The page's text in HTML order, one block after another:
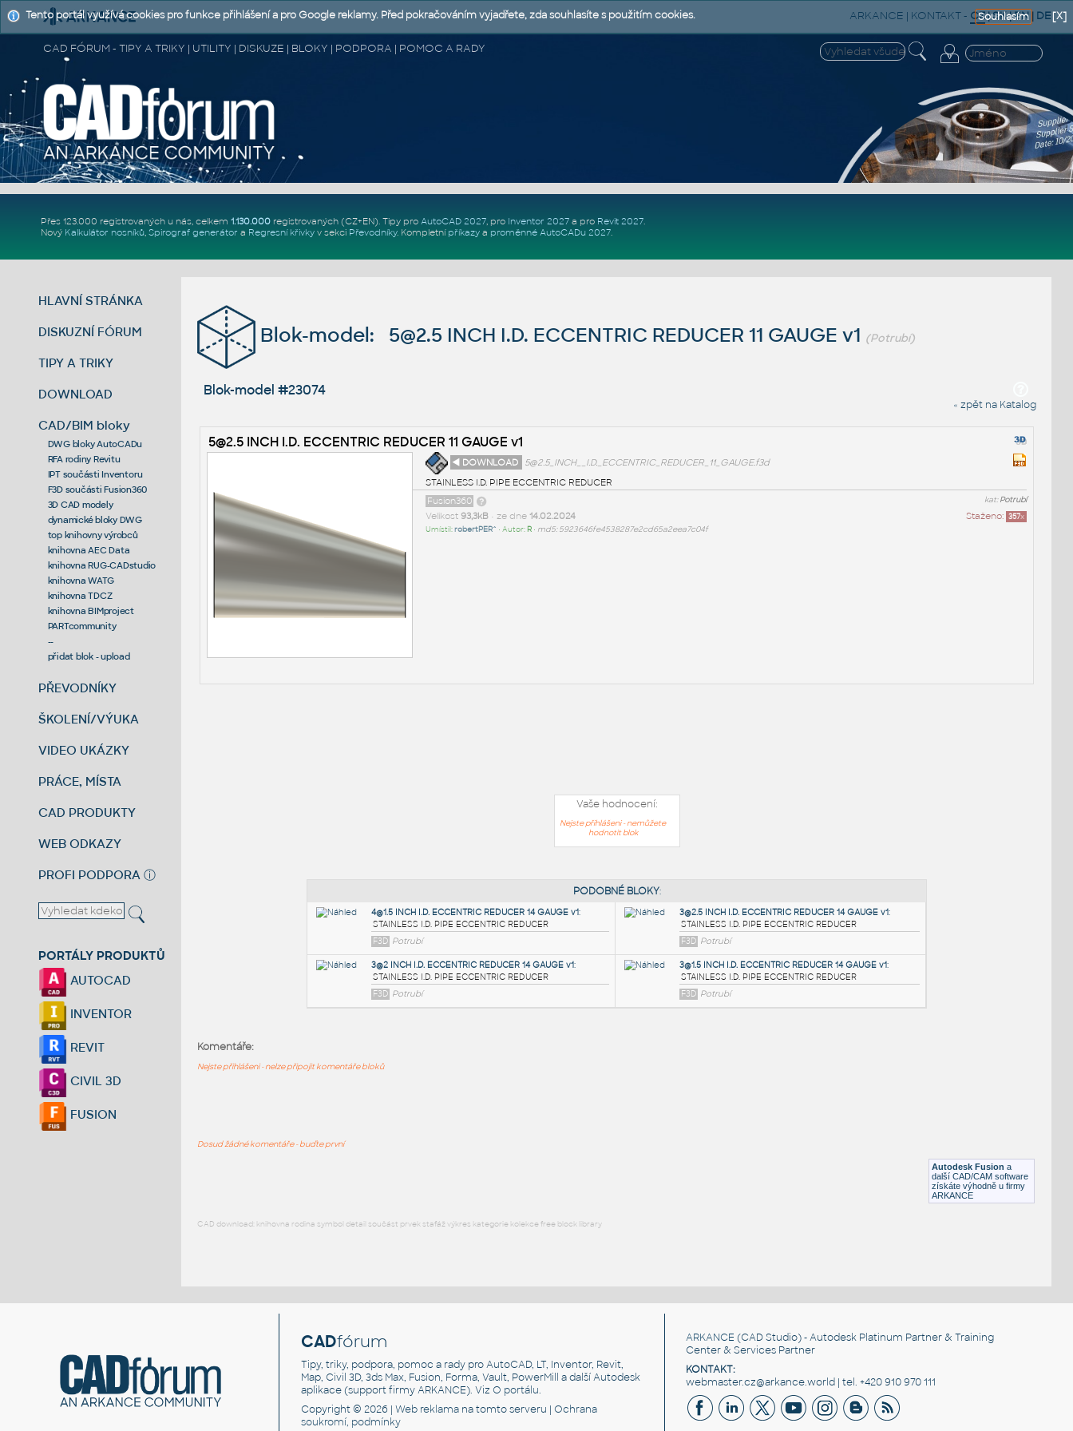
ARKANCE | KONTAKT- CZ|SK|EN| DE
CAD FÓRUM - TIPY A TRIKY | UTILITY | DISKUZE | BLOKY | PODPORA | POMOC A RADY
Přes 123.000 registrovaných u nás, celkem 1.130.000registrovaných (CZ+EN). Tipy pro AutoCAD 2027, pro Inventor 2027a pro Revit 2027.
Nový Kalkulátor nosníků, Spirograf generátor a Regresní křivkyv sekci Převodníky. Kompletní příkazya proměnné AutoCADu 2027.
HLAVNÍ STRÁNKA
DISKUZNÍ FÓRUM
TIPY A TRIKY
DOWNLOAD
CAD/BIM bloky
DWG bloky AutoCADu
RFA rodiny Revitu
IPT součásti Inventoru
F3D součásti Fusion360
3D CAD modely
dynamické bloky DWG
top knihovny výrobců
knihovna AEC Data
knihovna RUG-CADstudio
knihovna WATG
knihovna TDCZ
knihovna BIMproject
PARTcommunity
--
přidat blok - upload
PŘEVODNÍKY
ŠKOLENÍ/VÝUKA
VIDEO UKÁZKY
PRÁCE, MÍSTA
CAD PRODUKTY
WEB ODKAZY
PROFI PODPORA ⓘ
PORTÁLY PRODUKTŮ
AUTOCAD
INVENTOR
REVIT
CIVIL 3D
FUSION
Blok-model: 5@2.5 INCH I.D. ECCENTRIC REDUCER 11 GAUGE v1 (Potrubí)
Blok-model #23074
« zpět na Katalog
5@2.5 INCH I.D. ECCENTRIC REDUCER 11 GAUGE v1
◄ DOWNLOAD
5@2.5_INCH__I.D._ECCENTRIC_REDUCER_11_GAUGE.f3d
STAINLESS I.D. PIPE ECCENTRIC REDUCER
kat:Potrubí
Fusion360
Staženo: 357x
Velikost 93,3kB• ze dne 14.02.2024
Umístil:robertPER^ • Autor: R• md5: 5923646fe4538287e2cd65a2eea7c04f
Vaše hodnocení:
Nejste přihlášeni - nemůžete
hodnotit blok
Autodesk Fusion a
další CAD/CAM software
získáte výhodně u firmy
ARKANCE
Komentáře:
Nejste přihlášeni - nelze připojit komentáře bloků
Dosud žádné komentáře - buďte první
CAD download: knihovna rodina symbol detail součást prvek stafáž výkres kategorie kolekce free block library
CADfórum
Tipy, triky, podpora, pomoc a rady pro AutoCAD, LT, Inventor, Revit,
Map, Civil 3D, 3ds Max, Fusion, Forma, Vault, PowerMill a další Autodesk
aplikace (support firmy ARKANCE). VizO portálu.
Copyright © 2026 |Web reklama na tomto serveru |Ochrana
soukromí, podmínky
ARKANCE (CAD Studio) - Autodesk Platinum Partner & Training
Center & Services Partner
KONTAKT:
webmaster.cz@arkance.world | tel. +420 910 970 111
[X]
Souhlasím
Tento portál využívá cookies pro funkce přihlášení a pro Google reklamy. Před pokračováním vyjadřete, zda souhlasíte s použitím cookies.